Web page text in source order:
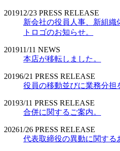
201912/23 PRESS RELEASE
新会社の役員人事、新組
トロゴのお知らせ。
201911/11 NEWS
本店が移転しました。
20196/21 PRESS RELEASE
役員の移動並びに業務分担
20193/11 PRESS RELEASE
合併に関するご案内。
20261/26 PRESS RELEASE
代表取締役の異動に関する